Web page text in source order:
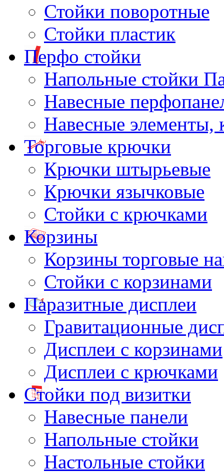
Стойки поворотные
Стойки пластик
Перфо стойки
Напольные стойки
Навесные
Навесные элементы,
Торговые крючки
Крючки штырьевые
Крючки язычковые
Стойки с крючками
Корзины
Корзины торговые
Стойки с корзинами
Паразитные дисплеи
Гравитационные
Дисплеи с корзинами
Дисплеи с крючками
Стойки под визитки
Навесные панели
Напольные стойки
Настольные стойки